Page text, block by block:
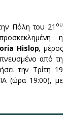
Πόλη του 21 ου
η
Hislop, μέρος
από τη
την Τρίτη 19
(ώρα 19:00), με